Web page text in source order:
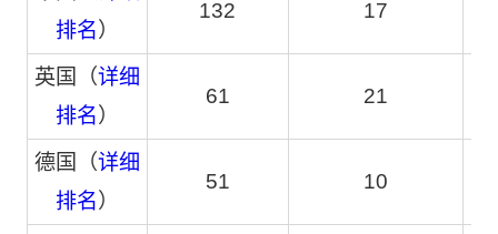
排名）
132 17
英国（详细
排名）
61 21
德国（详细
排名）
51 10